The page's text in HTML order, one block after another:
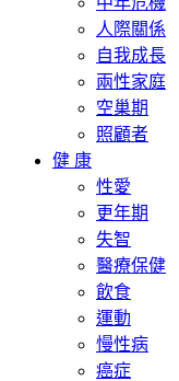
人際關係
自我成長
兩性家庭
空巢期
照顧者
健 康
性愛
更年期
失智
醫療保健
飲食
運動
慢性病
癌症